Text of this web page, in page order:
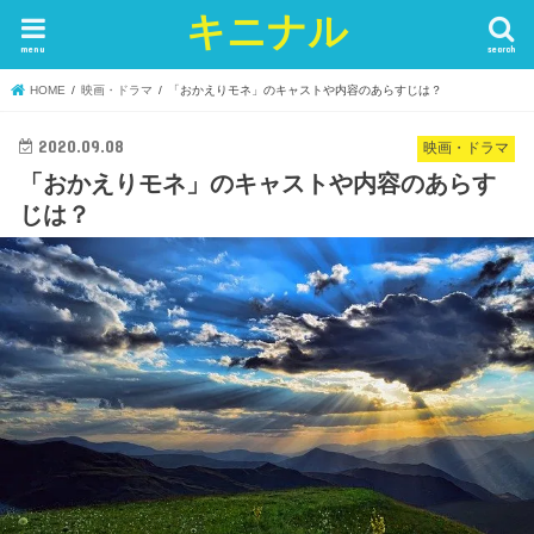
キニナル search
menu
HOME 映画・ドラマ 「おかえりモネ」のキャストや内容のあらすじは？
映画・ドラマ
2020.09.08
「おかえりモネ」のキャストや内容のあらす
じは？